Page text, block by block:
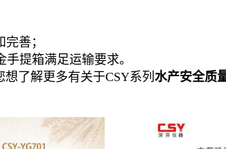
善；
提箱满足运输要求。
想了解更多有关于CSY系列 水产安全质